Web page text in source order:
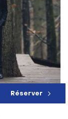
Réserver